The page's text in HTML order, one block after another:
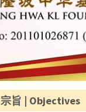
宗旨 | Objectives